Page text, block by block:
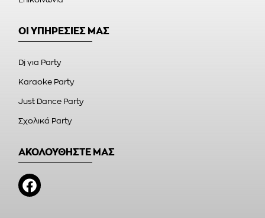
ΟΙ ΥΠΗΡΕΣΙΕΣ ΜΑΣ
Dj για Party
Karaoke Party
Just Dance Party
Σχολικά Party
ΑΚΟΛΟΥΘΗΣΤΕ ΜΑΣ